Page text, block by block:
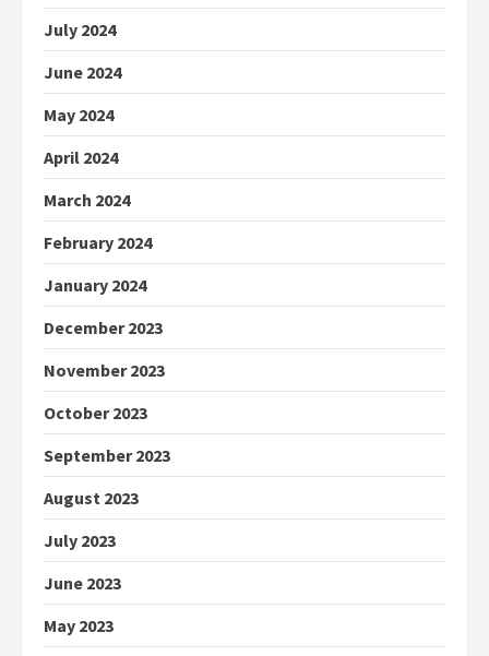
July 2024
June 2024
May 2024
April 2024
March 2024
February 2024
January 2024
December 2023
November 2023
October 2023
September 2023
August 2023
July 2023
June 2023
May 2023